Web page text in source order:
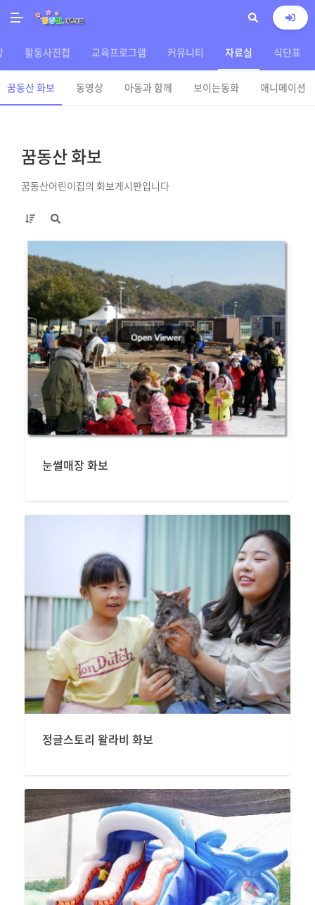
활동사진첩 교육프로그램 커뮤니티 자료실 식단표
꿈동산 화보 동영상 아동과 함께 보이는동화 애니메이션
꿈동산 화보
꿈동산어린이집의 화보게시판입니다
눈썰매장 화보
정글스토리 왈라비 화보